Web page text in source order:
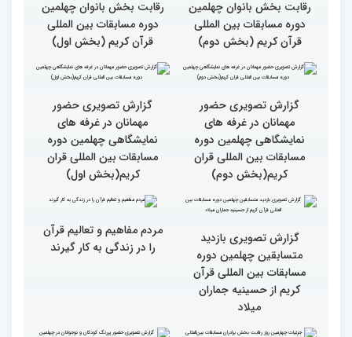
بالاترین سطح برگزاری
مسابقات قرآن را در ایران
شاهد بودم
ایران مهد قرآن است/ سطح
مسابقات ایران خیلی بالاست
گزارش تصویری سومین روز
رقابت بخش بانوان چهلمین
دوره مسابقات بین المللی
قرآن کریم (بخش دوم)
گزارش تصویری سومین روز
رقابت بخش بانوان چهلمین
دوره مسابقات بین المللی
قرآن کریم (بخش اول)
مهمانان در غرفه های
نمایشگاهی چهلمین دوره
مسابقات بین المللی قران
کریم(بخش دوم)
گزارش تصویری حضور
مهمانان در غرفه های
نمایشگاهی چهلمین دوره